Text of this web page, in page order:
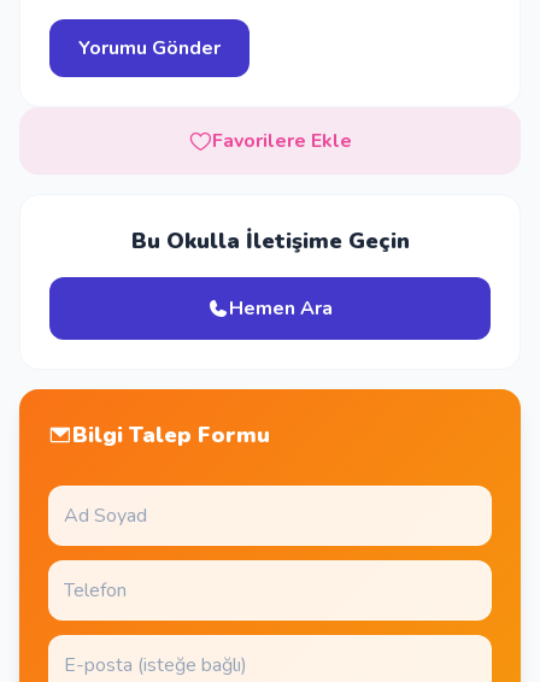
Favorilere Ekle
Bu Okulla İletişime Geçin
Hemen Ara
Bilgi Talep Formu